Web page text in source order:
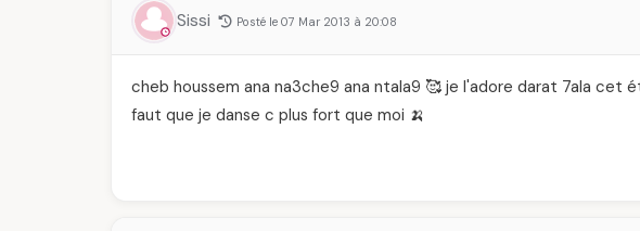
Sissi Posté le 07 Mar 2013 à 20:08
cheb houssem ana na3che9 ana ntala9 🥰 je l'adore darat 7ala cet
faut que je danse c plus fort que moi 🍌